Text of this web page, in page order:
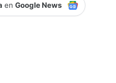
enGoogle News